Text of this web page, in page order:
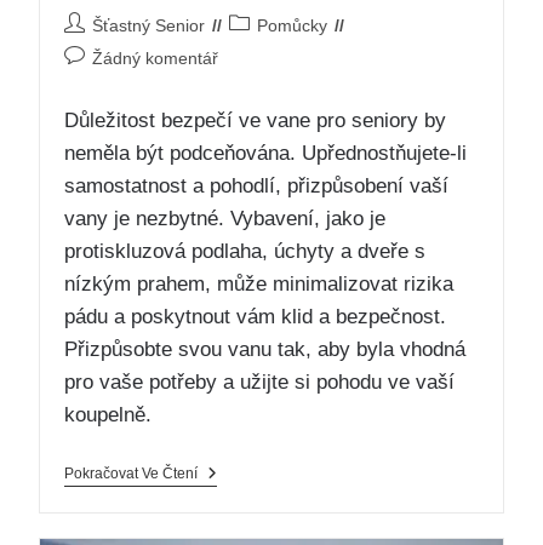
Šťastný Senior
Pomůcky
Žádný komentář
Důležitost bezpečí ve vane pro seniory by
neměla být podceňována. Upřednostňujete-li
samostatnost a pohodlí, přizpůsobení vaší
vany je nezbytné. Vybavení, jako je
protiskluzová podlaha, úchyty a dveře s
nízkým prahem, může minimalizovat rizika
pádu a poskytnout vám klid a bezpečnost.
Přizpůsobte svou vanu tak, aby byla vhodná
pro vaše potřeby a užijte si pohodu ve vaší
koupelně.
Pokračovat Ve Čtení